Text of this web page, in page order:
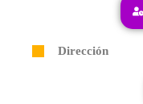
Dirección